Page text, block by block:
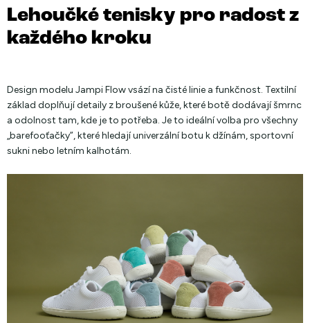
Lehoučké tenisky pro radost z
každého kroku
Design modelu Jampi Flow vsází na čisté linie a funkčnost. Textilní
základ doplňují detaily z broušené kůže, které botě dodávají šmrnc
a odolnost tam, kde je to potřeba. Je to ideální volba pro všechny
„barefooťačky”, které hledají univerzální botu k džínám, sportovní
sukni nebo letním kalhotám.